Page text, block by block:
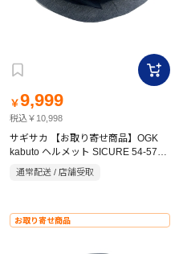
￥9,999
税込￥10,998
サギサカ 【お取り寄せ商品】OGK
kabuto ヘルメット SICURE 54-57cm
チャコール
通常配送 / 店舗受取
お取り寄せ商品